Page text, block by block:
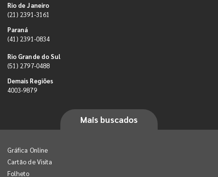
Rio de Janeiro
(21) 2391-3161
Paraná
(41) 2391-0834
Rio Grande do Sul
(51) 2797-0488
Demais Regiões
4003-9879
Mais buscados
Gráfica Online
Cartão de Visita
Folheto